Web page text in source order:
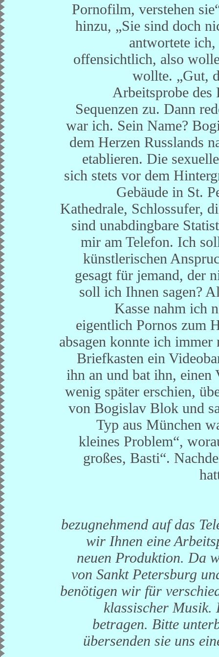
Pornofilm, verstehen
hinzu, „Sie sind doch
antwortete
offensichtlich, also
wollte. „Gut,
Arbeitsprobe
Sequenzen zu. Dann
war ich. Sein Name?
dem Herzen Russlands
etablieren. Die
sich stets vor dem
Gebäude in St.
Kathedrale, Schlossufer,
sind unabdingbare
mir am Telefon. Ich
künstlerischen
gesagt für jemand, der
soll ich Ihnen sagen?
Kasse nahm ich
eigentlich Pornos zum
absagen konnte ich
Briefkasten ein
ihn an und bat ihn,
wenig später erschien,
von Bogislav Blok und
Typ aus München
kleines Problem“,
großes, Basti“.
bezugnehmend auf das
wir Ihnen eine
neuen Produktion. Da
von Sankt Petersburg
benötigen wir für
klassischer Musik.
betragen. Bitte
übersenden sie uns